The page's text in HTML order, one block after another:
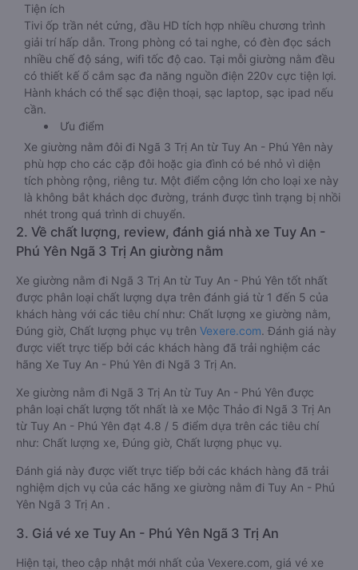
Tiện ích
Tivi ốp trần nét cứng, đầu HD tích hợp nhiều chương trình
giải trí hấp dẫn. Trong phòng có tai nghe, có đèn đọc sách
nhiều chế độ sáng, wifi tốc độ cao. Tại mỗi giường nằm đều
có thiết kế ổ cắm sạc đa năng nguồn điện 220v cực tiện lợi.
Hành khách có thể sạc điện thoại, sạc laptop, sạc ipad nếu
cần.
Ưu điểm
Xe giường nằm đôi đi Ngã 3 Trị An từ Tuy An - Phú Yên này
phù hợp cho các cặp đôi hoặc gia đình có bé nhỏ vì diện
tích phòng rộng, riêng tư. Một điểm cộng lớn cho loại xe này
là không bắt khách dọc đường, tránh được tình trạng bị nhồi
nhét trong quá trình di chuyển.
2. Về chất lượng, review, đánh giá nhà xe Tuy An -
Phú Yên Ngã 3 Trị An giường nằm
Xe giường nằm đi Ngã 3 Trị An từ Tuy An - Phú Yên tốt nhất
được phân loại chất lượng dựa trên đánh giá từ 1 đến 5 của
khách hàng với các tiêu chí như: Chất lượng xe giường nằm,
Đúng giờ, Chất lượng phục vụ trên Vexere.com. Đánh giá này
được viết trực tiếp bởi các khách hàng đã trải nghiệm các
hãng Xe Tuy An - Phú Yên đi Ngã 3 Trị An.
Xe giường nằm đi Ngã 3 Trị An từ Tuy An - Phú Yên được
phân loại chất lượng tốt nhất là xe Mộc Thảo đi Ngã 3 Trị An
từ Tuy An - Phú Yên đạt 4.8 / 5 điểm dựa trên các tiêu chí
như: Chất lượng xe, Đúng giờ, Chất lượng phục vụ.
Đánh giá này được viết trực tiếp bởi các khách hàng đã trải
nghiệm dịch vụ của các hãng xe giường nằm đi Tuy An - Phú
Yên Ngã 3 Trị An .
3. Giá vé xe Tuy An - Phú Yên Ngã 3 Trị An
Hiện tại, theo cập nhật mới nhất của Vexere.com, giá vé xe